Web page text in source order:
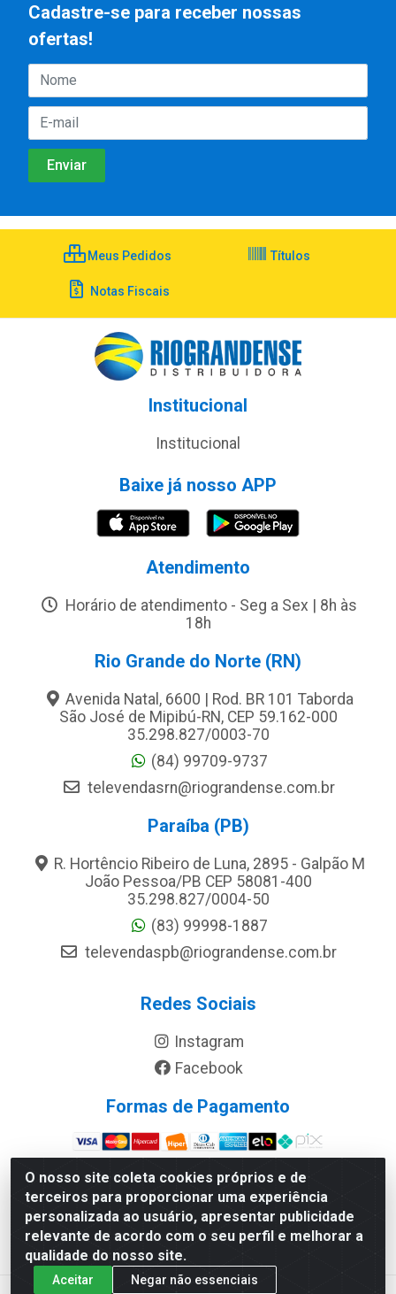
O nosso site coleta cookies próprios e de
terceiros para proporcionar uma experiência
personalizada ao usuário, apresentar publicidade
relevante de acordo com o seu perfil e melhorar a
qualidade do nosso site.
Aceitar Negar não essenciais
Cadastre-se para receber nossas
ofertas!
Meus Pedidos Títulos
Notas Fiscais
Institucional
Institucional
Baixe já nosso APP
Atendimento
Horário de atendimento - Seg a Sex | 8h às
18h
Rio Grande do Norte (RN)
Avenida Natal, 6600 | Rod. BR 101 Taborda
São José de Mipibú-RN, CEP 59.162-000
35.298.827/0003-70
(84) 99709-9737
televendasrn@riograndense.com.br
Paraíba (PB)
R. Hortêncio Ribeiro de Luna, 2895 - Galpão M
João Pessoa/PB CEP 58081-400
35.298.827/0004-50
(83) 99998-1887
televendaspb@riograndense.com.br
Redes Sociais
Instagram
Facebook
Formas de Pagamento
Site Seguro